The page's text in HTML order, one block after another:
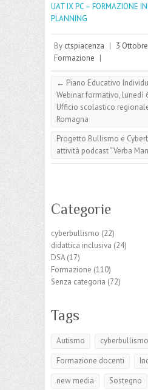
UAT IX PC – FORMAZIONE
PLANNING
By ctspiacenza | 3
Formazione |
← Piano Educativo
Webinar formativo, lunedì
Ufficio scolastico
Romagna
Progetto Bullismo e
attività podcast “Verba
Categorie
cyberbullismo (22)
didattica inclusiva (24)
DSA(17)
Formazione (110)
Senza categoria (72)
Tags
Autismo
cyberbullismo
Formazione docenti
new media
Sostegno